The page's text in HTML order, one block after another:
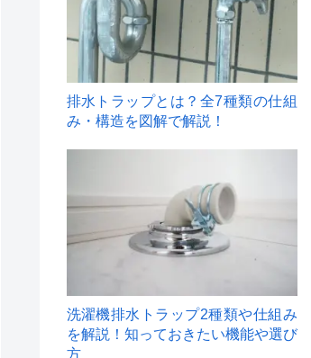
排水トラップとは？全7種類の仕組
み・構造を図解で解説！
洗濯機排水トラップ2種類や仕組み
を解説！知っておきたい機能や選び
方